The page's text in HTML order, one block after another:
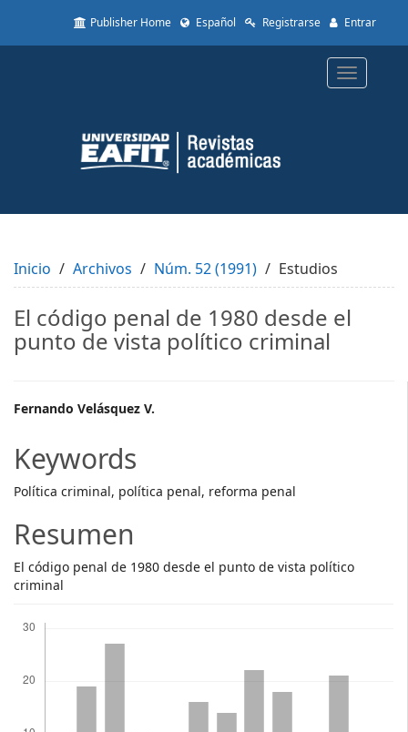
to
Content
Sidebar
Publisher Home Español Registrarse Entrar
Toggle
Inicio Archivos Núm. 52 (1991) Estudios
El código penal de 1980 desde el
punto de vista político criminal
Main
Article
Content
Fernando Velásquez V.
Keywords
Política criminal, política penal, reforma penal
Resumen
El código penal de 1980 desde el punto de vista político
criminal